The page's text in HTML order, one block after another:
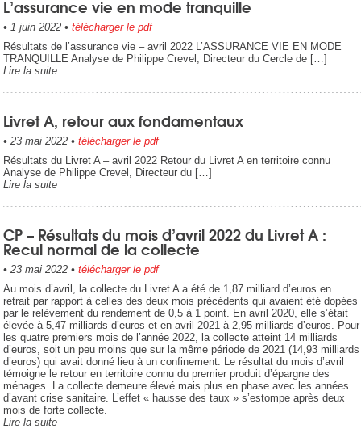
L’assurance vie en mode tranquille
• 1 juin 2022• télécharger le pdf
Résultats de l’assurance vie – avril 2022 L’ASSURANCE VIE EN MODE
TRANQUILLE Analyse de Philippe Crevel, Directeur du Cercle de […]
Lire la suite
Livret A, retour aux fondamentaux
• 23 mai 2022• télécharger le pdf
Résultats du Livret A – avril 2022 Retour du Livret A en territoire connu
Analyse de Philippe Crevel, Directeur du […]
Lire la suite
CP – Résultats du mois d’avril 2022 du Livret A :
Recul normal de la collecte
• 23 mai 2022• télécharger le pdf
Au mois d’avril, la collecte du Livret A a été de 1,87 milliard d’euros en
retrait par rapport à celles des deux mois précédents qui avaient été dopées
par le relèvement du rendement de 0,5 à 1 point. En avril 2020, elle s’était
élevée à 5,47 milliards d’euros et en avril 2021 à 2,95 milliards d’euros. Pour
les quatre premiers mois de l’année 2022, la collecte atteint 14 milliards
d’euros, soit un peu moins que sur la même période de 2021 (14,93 milliards
d’euros) qui avait donné lieu à un confinement. Le résultat du mois d’avril
témoigne le retour en territoire connu du premier produit d’épargne des
ménages. La collecte demeure élevé mais plus en phase avec les années
d’avant crise sanitaire. L’effet « hausse des taux » s’estompe après deux
mois de forte collecte.
Lire la suite